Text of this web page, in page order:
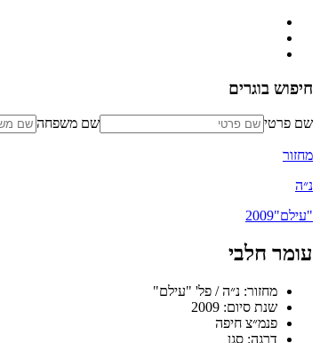
חיפוש בוגרים
שם פרטי שם משפחה
מחזור
נ״ה
"עילם"2009
עומר חלבי
מחזור: נ״ה / פל' "עילם"
שנת סיום: 2009
פנמ״צ חיפה
דרגה: סגן